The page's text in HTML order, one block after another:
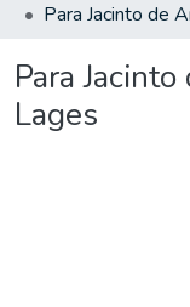
Para
Lages